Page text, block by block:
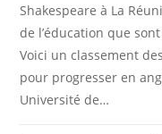
Shakespeare à La
de l’éducation que
Voici un classement
pour progresser en
Université de…